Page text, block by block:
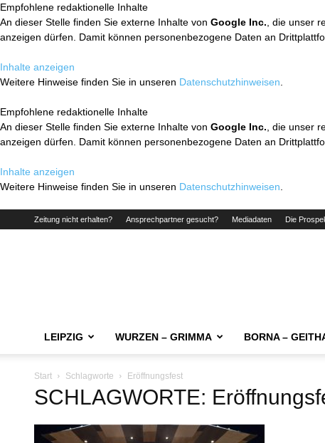
Empfohlene redaktionelle Inhalte
An dieser Stelle finden Sie externe Inhalte von Google Inc. , die unser
anzeigen dürfen. Damit können personenbezogene Daten an
Inhalte anzeigen
Weitere Hinweise finden Sie in unseren Datenschutzhinweisen
Empfohlene redaktionelle Inhalte
An dieser Stelle finden Sie externe Inhalte von Google Inc. , die unser
anzeigen dürfen. Damit können personenbezogene Daten an
Inhalte anzeigen
Weitere Hinweise finden Sie in unseren Datenschutzhinweisen
Zeitung nicht erhalten? Ansprechpartner gesucht? Mediadaten Die
LEIPZIG WURZEN – GRIMMA BORNA –
Start Schlagworte Eröffnungsfest
SCHLAGWORTE: